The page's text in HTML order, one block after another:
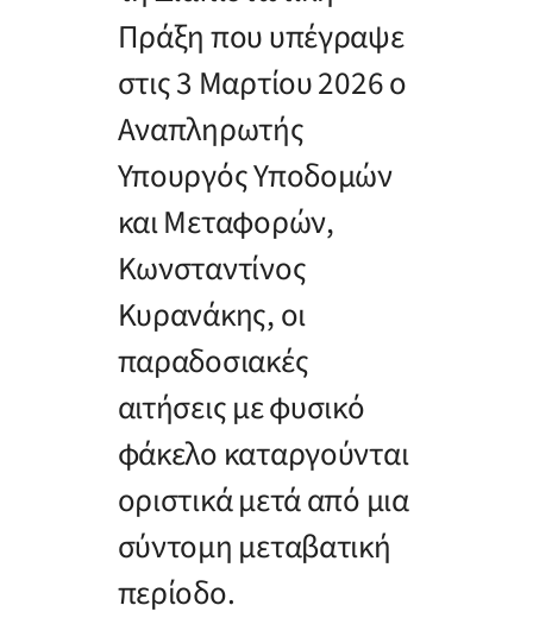
Πράξη που υπέγραψε
στις 3 Μαρτίου 2026 ο
Αναπληρωτής
Υπουργός Υποδομών
και Μεταφορών,
Κωνσταντίνος
Κυρανάκης, οι
παραδοσιακές
αιτήσεις με φυσικό
φάκελο καταργούνται
οριστικά μετά από μια
σύντομη μεταβατική
περίοδο.